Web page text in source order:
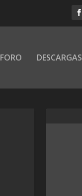
FORO DESCARGAS